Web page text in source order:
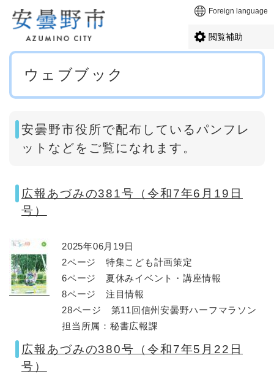
メニューを飛ばして本文へ Foreign language
閲覧補助
本
ウェブブック
安曇野市役所で配布しているパンフレ
ットなどをご覧になれます。
広報あづみの381号（令和7年6月19日
号）
2025年06月19日
2ページ 特集こども計画策定
6ページ 夏休みイベント・講座情報
8ページ 注目情報
28ページ 第11回信州安曇野ハーフマラソン
担当所属：秘書広報課
広報あづみの380号（令和7年5月22日
号）